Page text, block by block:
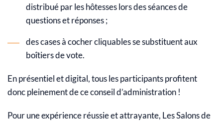
distribué par les hôtesses lors des séances de
questions et réponses ;
des cases à cocher cliquables se substituent aux
boîtiers de vote.
En présentiel et digital, tous les participants profitent
donc pleinement de ce conseil d’administration !
Pour une expérience réussie et attrayante, Les Salons de